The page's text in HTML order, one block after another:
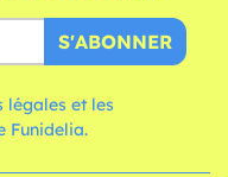
S'ABONNER
légales et les
Funidelia.